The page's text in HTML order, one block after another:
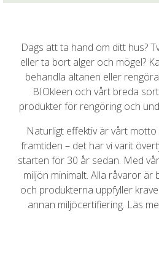
Dags att ta hand om ditt hus?
eller ta bort alger och mögel?
behandla altanen eller
BIOkleen och vårt breda
produkter för rengöring och
Naturligt effektiv är vårt
framtiden – det har vi varit
starten för 30 år sedan. Med
miljön minimalt. Alla råvaror är
och produkterna uppfyller
annan miljöcertifiering. Läs